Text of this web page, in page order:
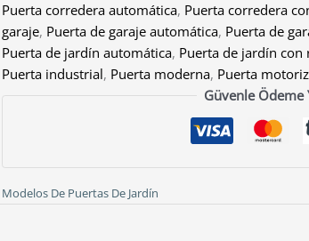
Jardín
con
Riel
(5,5
m
Modelos
Puerta corredera automática, Puerta corredera
garaje, Puerta de garaje automática, Puerta de
Puerta de jardín automática, Puerta de jardín con
Puerta industrial, Puerta moderna, Puerta
Güvenle Ödeme
Modelos De Puertas De Jardín